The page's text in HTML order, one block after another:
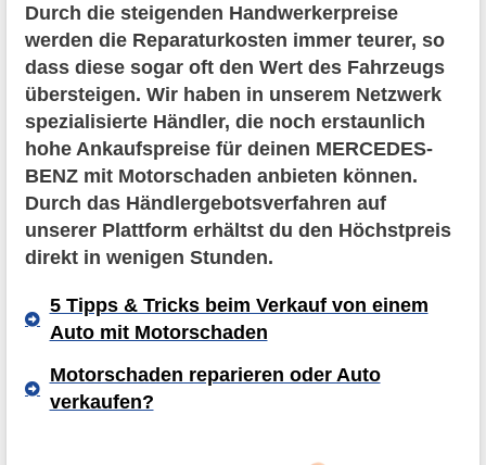
Durch die steigenden Handwerkerpreise
werden die Reparaturkosten immer teurer, so
dass diese sogar oft den Wert des Fahrzeugs
übersteigen. Wir haben in unserem Netzwerk
spezialisierte Händler, die noch erstaunlich
hohe Ankaufspreise für deinen MERCEDES-
BENZ mit Motorschaden anbieten können.
Durch das Händlergebotsverfahren auf
unserer Plattform erhältst du den Höchstpreis
direkt in wenigen Stunden.
5 Tipps & Tricks beim Verkauf von einem
Auto mit Motorschaden
Motorschaden reparieren oder Auto
verkaufen?